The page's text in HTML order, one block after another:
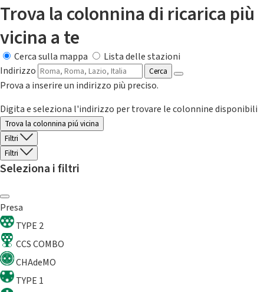
Trova la colonnina di ricarica più
vicina a te
Cerca sulla mappa
Lista delle stazioni
Indirizzo
Cerca
Prova a inserire un indirizzo più preciso.
Digita e seleziona l'indirizzo per trovare le colonnine disponibili
Trova la colonnina piú vicina
Filtri
Filtri
Seleziona i filtri
Presa
TYPE 2
CCS COMBO
CHAdeMO
TYPE 1